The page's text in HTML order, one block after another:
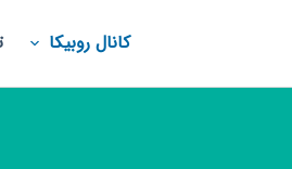
کانال روبیکا